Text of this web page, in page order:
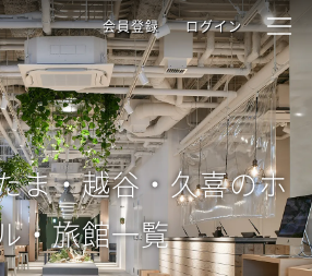
会員登録 ログイン
ま・越谷・久喜のホ
・旅館一覧